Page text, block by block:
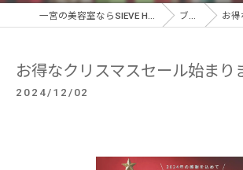
一宮の美容室ならSIEVE HAIR 一宮駅前店 ブログ お得な
お得なクリスマスセール始まり
2024/12/02